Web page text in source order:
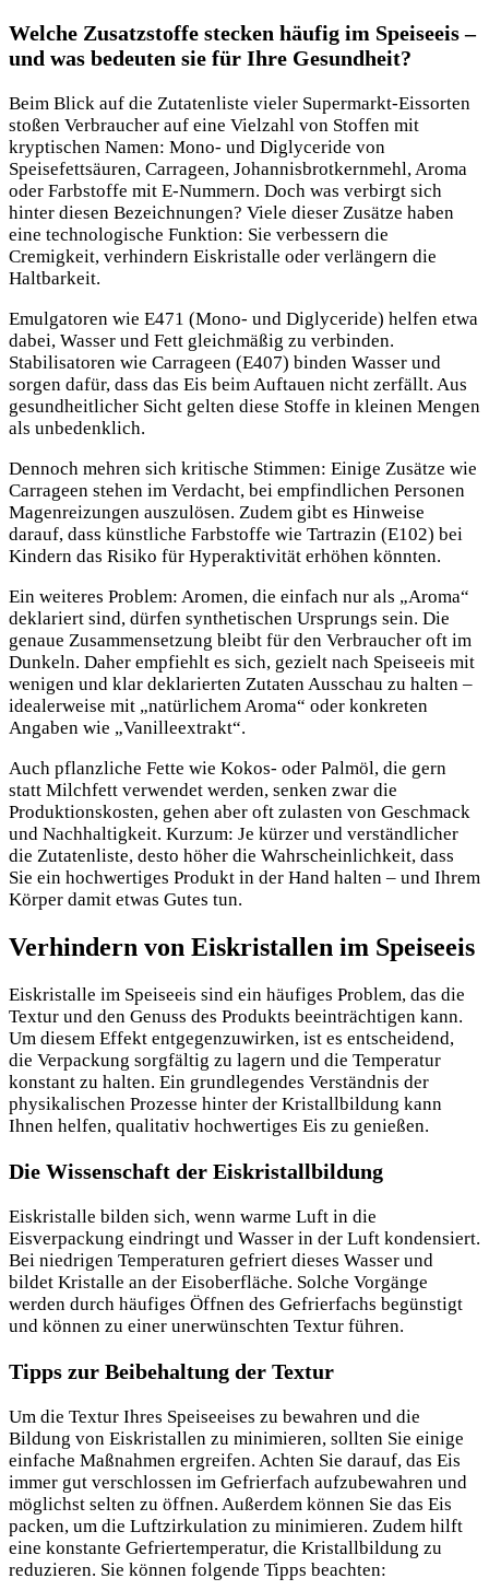
Welche Zusatzstoffe stecken häufig im Speiseeis –
und was bedeuten sie für Ihre Gesundheit?
Beim Blick auf die Zutatenliste vieler Supermarkt-Eissorten
stoßen Verbraucher auf eine Vielzahl von Stoffen mit
kryptischen Namen: Mono- und Diglyceride von
Speisefettsäuren, Carrageen, Johannisbrotkernmehl, Aroma
oder Farbstoffe mit E-Nummern. Doch was verbirgt sich
hinter diesen Bezeichnungen? Viele dieser Zusätze haben
eine technologische Funktion: Sie verbessern die
Cremigkeit, verhindern Eiskristalle oder verlängern die
Haltbarkeit.
Emulgatoren wie E471 (Mono- und Diglyceride) helfen etwa
dabei, Wasser und Fett gleichmäßig zu verbinden.
Stabilisatoren wie Carrageen (E407) binden Wasser und
sorgen dafür, dass das Eis beim Auftauen nicht zerfällt. Aus
gesundheitlicher Sicht gelten diese Stoffe in kleinen Mengen
als unbedenklich.
Dennoch mehren sich kritische Stimmen: Einige Zusätze wie
Carrageen stehen im Verdacht, bei empfindlichen Personen
Magenreizungen auszulösen. Zudem gibt es Hinweise
darauf, dass künstliche Farbstoffe wie Tartrazin (E102) bei
Kindern das Risiko für Hyperaktivität erhöhen könnten.
Ein weiteres Problem: Aromen, die einfach nur als „Aroma“
deklariert sind, dürfen synthetischen Ursprungs sein. Die
genaue Zusammensetzung bleibt für den Verbraucher oft im
Dunkeln. Daher empfiehlt es sich, gezielt nach Speiseeis mit
wenigen und klar deklarierten Zutaten Ausschau zu halten –
idealerweise mit „natürlichem Aroma“ oder konkreten
Angaben wie „Vanilleextrakt“.
Auch pflanzliche Fette wie Kokos- oder Palmöl, die gern
statt Milchfett verwendet werden, senken zwar die
Produktionskosten, gehen aber oft zulasten von Geschmack
und Nachhaltigkeit. Kurzum: Je kürzer und verständlicher
die Zutatenliste, desto höher die Wahrscheinlichkeit, dass
Sie ein hochwertiges Produkt in der Hand halten – und Ihrem
Körper damit etwas Gutes tun.
Verhindern von Eiskristallen im Speiseeis
Eiskristalle im Speiseeis sind ein häufiges Problem, das die
Textur und den Genuss des Produkts beeinträchtigen kann.
Um diesem Effekt entgegenzuwirken, ist es entscheidend,
die Verpackung sorgfältig zu lagern und die Temperatur
konstant zu halten. Ein grundlegendes Verständnis der
physikalischen Prozesse hinter der Kristallbildung kann
Ihnen helfen, qualitativ hochwertiges Eis zu genießen.
Die Wissenschaft der Eiskristallbildung
Eiskristalle bilden sich, wenn warme Luft in die
Eisverpackung eindringt und Wasser in der Luft kondensiert.
Bei niedrigen Temperaturen gefriert dieses Wasser und
bildet Kristalle an der Eisoberfläche. Solche Vorgänge
werden durch häufiges Öffnen des Gefrierfachs begünstigt
und können zu einer unerwünschten Textur führen.
Tipps zur Beibehaltung der Textur
Um die Textur Ihres Speiseeises zu bewahren und die
Bildung von Eiskristallen zu minimieren, sollten Sie einige
einfache Maßnahmen ergreifen. Achten Sie darauf, das Eis
immer gut verschlossen im Gefrierfach aufzubewahren und
möglichst selten zu öffnen. Außerdem können Sie das Eis
packen, um die Luftzirkulation zu minimieren. Zudem hilft
eine konstante Gefriertemperatur, die Kristallbildung zu
reduzieren. Sie können folgende Tipps beachten: